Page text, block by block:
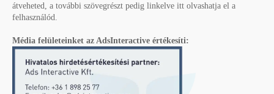
átveheted, a további szövegrészt pedig linkelve itt olvashatja el a
felhasználód.
Média felületeinket az AdsInteractive értékesíti: